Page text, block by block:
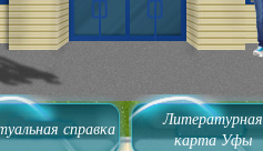
справка
Литературная
карта Уфы